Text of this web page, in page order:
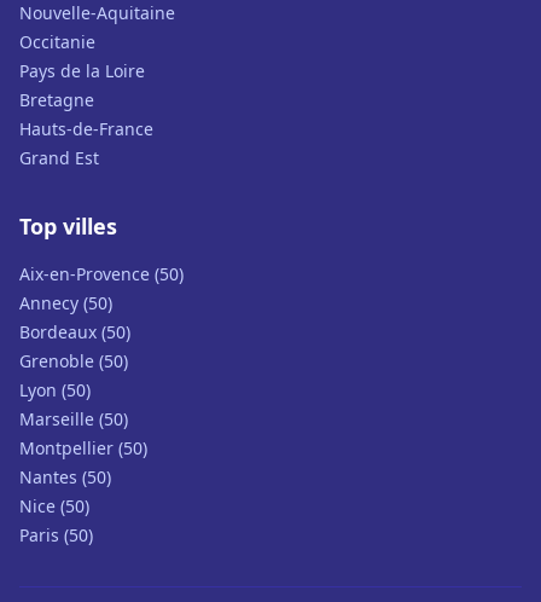
Nouvelle-Aquitaine
Occitanie
Pays de la Loire
Bretagne
Hauts-de-France
Grand Est
Top villes
Aix-en-Provence (50)
Annecy (50)
Bordeaux (50)
Grenoble (50)
Lyon (50)
Marseille (50)
Montpellier (50)
Nantes (50)
Nice (50)
Paris (50)